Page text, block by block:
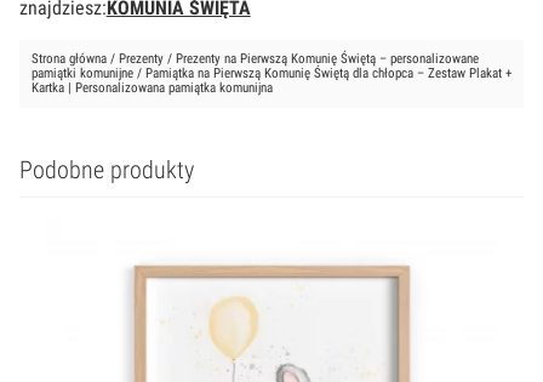
znajdziesz:KOMUNIA ŚWIĘTA
Strona główna/ Prezenty/ Prezenty na Pierwszą Komunię Świętą – personalizowane
pamiątki komunijne/ Pamiątka na Pierwszą Komunię Świętą dla chłopca – Zestaw Plakat +
Kartka | Personalizowana pamiątka komunijna
Podobne produkty